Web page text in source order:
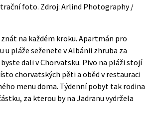
foto. Zdroj: Arlind Photography /
znát na každém kroku. Apartmán pro
u pláže seženete v Albánii zhruba za
dali v Chorvatsku. Pivo na pláži stojí
chorvatských pěti a oběd v restauraci
menu doma. Týdenní pobyt tak rodina
za kterou by na Jadranu vydržela